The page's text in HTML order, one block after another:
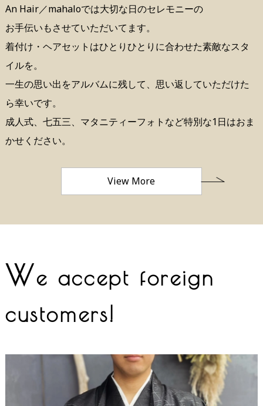
An Hair／mahaloでは大切な日のセレモニーの
お手伝いもさせていただいてます。
着付け・ヘアセットはひとりひとりに合わせた素敵なスタ
イルを。
一生の思い出をアルバムに残して、思い返していただけた
ら幸いです。
成人式、七五三、マタニティーフォトなど特別な1日はおま
かせください。
View More
We accept foreign
customers!